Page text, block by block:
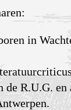
in
R.U.G. en